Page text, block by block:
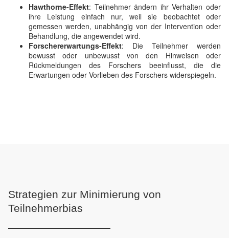
Hawthorne-Effekt: Teilnehmer ändern ihr Verhalten oder
ihre Leistung einfach nur, weil sie beobachtet oder
gemessen werden, unabhängig von der Intervention oder
Behandlung, die angewendet wird.
Forschererwartungs-Effekt: Die Teilnehmer werden
bewusst oder unbewusst von den Hinweisen oder
Rückmeldungen des Forschers beeinflusst, die die
Erwartungen oder Vorlieben des Forschers widerspiegeln.
Strategien zur Minimierung von
Teilnehmerbias